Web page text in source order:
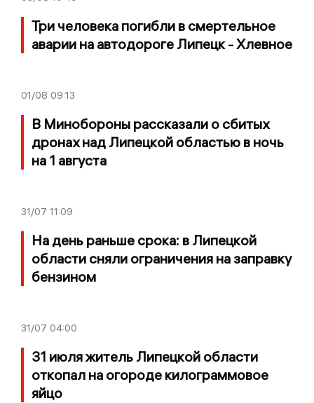
Три человека погибли в смертельное
аварии на автодороге Липецк - Хлевное
01/08 09:13
В Минобороны рассказали о сбитых
дронах над Липецкой областью в ночь
на 1 августа
31/07 11:09
На день раньше срока: в Липецкой
области сняли ограничения на заправку
бензином
31/07 04:00
31 июля житель Липецкой области
откопал на огороде килограммовое
яйцо